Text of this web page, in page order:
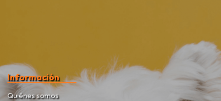
Información
Quiénes somos